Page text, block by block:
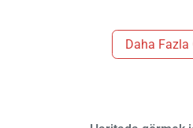
Daha Fazla